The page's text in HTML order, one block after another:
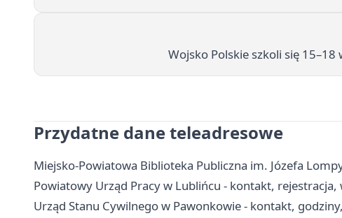
Wojsko Polskie szkoli się
Przydatne dane teleadresowe
Miejsko-Powiatowa Biblioteka Publiczna im. Józefa
Powiatowy Urząd Pracy w Lublińcu - kontakt,
Urząd Stanu Cywilnego w Pawonkowie - kontakt,